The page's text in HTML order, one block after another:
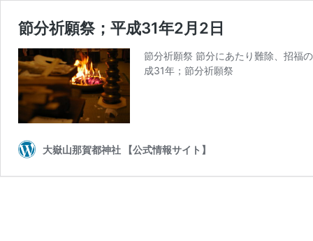
節分祈願祭；平成31年2月2日
節分祈願祭 節分にあたり難除、招福
成31年；節分祈願祭
大嶽山那賀都神社 【公式情報サイト】